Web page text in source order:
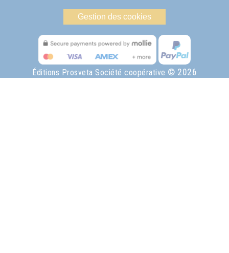
Gestion des cookies
Éditions Prosveta Société coopérative © 2026